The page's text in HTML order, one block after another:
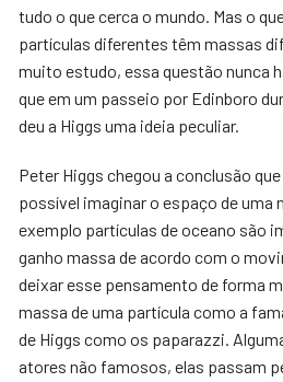
tudo o que cerca o mundo. Mas o
partículas diferentes têm massas
muito estudo, essa questão nunca
que em um passeio por Edinboro
deu a Higgs uma ideia peculiar.
Peter Higgs chegou a conclusão
possível imaginar o espaço de uma
exemplo partículas de oceano são
ganho massa de acordo com o
deixar esse pensamento de forma
massa de uma partícula como a
de Higgs como os paparazzi.
atores não famosos, elas passam